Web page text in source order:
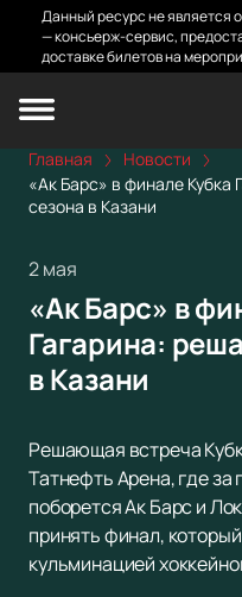
Данный ресурс не является
— консьерж-сервис,
доставке билетов на
Главная
Новости
«Ак Барс» в финале
сезона в Казани
2 мая
«Ак Барс» в
Гагарина:
в Казани
Решающая встреча
Татнефть Арена, где за
поборется Ак Барс и
принять финал,
кульминацией